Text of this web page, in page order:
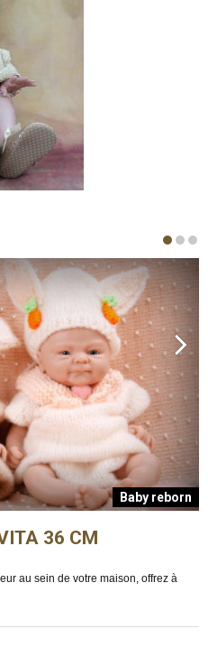
Baby reborn
36 CM
au sein de votre maison, offrez à